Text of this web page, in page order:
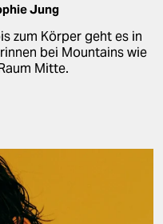
Jung
zum Körper geht es in
bei Mountains wie
Mitte.